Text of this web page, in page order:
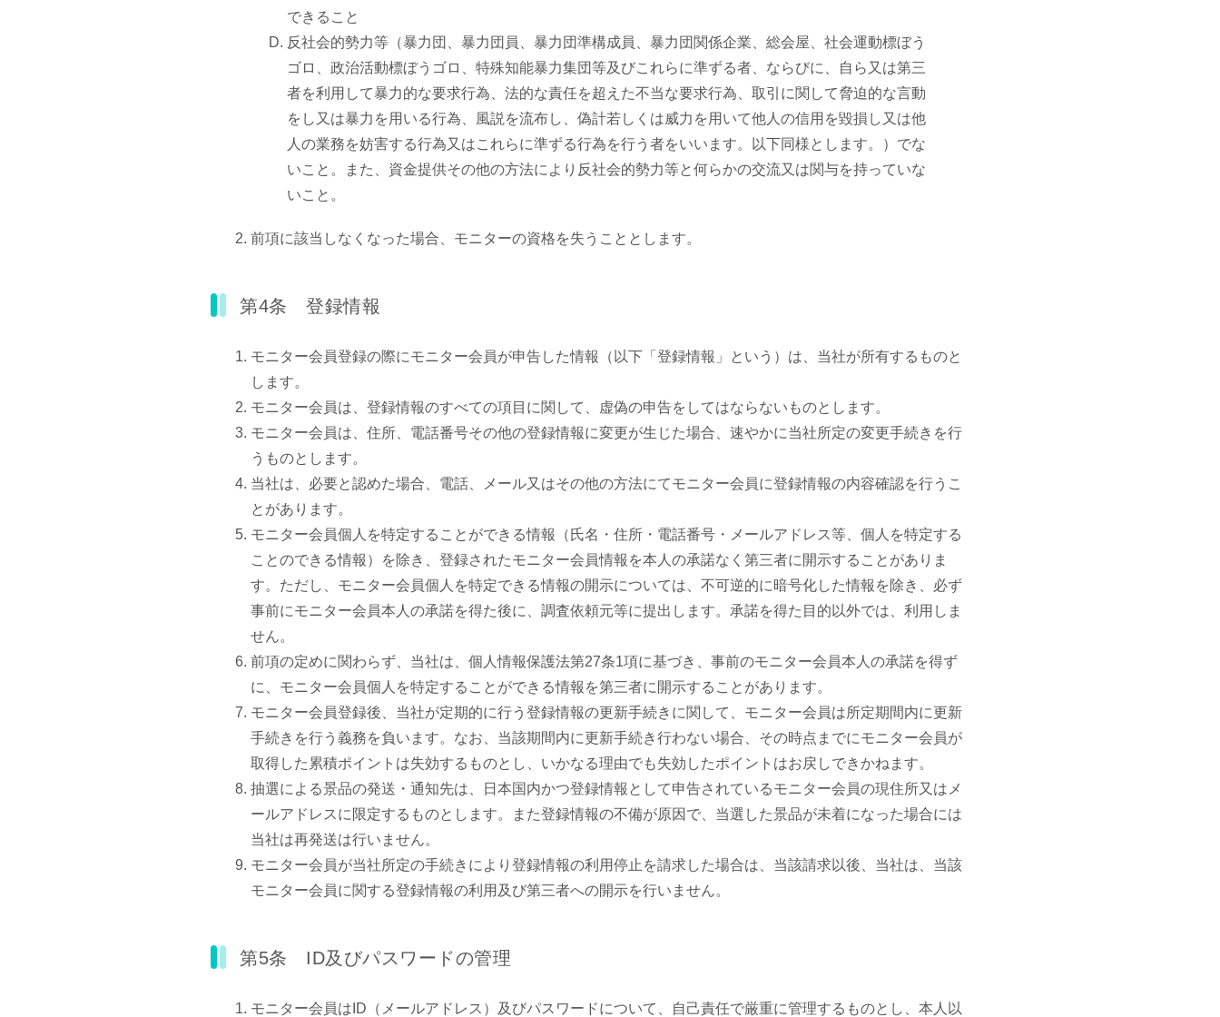
できること
反社会的勢力等（暴力団、暴力団員、暴力団準構成員、暴力団関係企業、総会屋、社会運動標ぼう
ゴロ、政治活動標ぼうゴロ、特殊知能暴力集団等及びこれらに準ずる者、ならびに、自ら又は第三
者を利用して暴力的な要求行為、法的な責任を超えた不当な要求行為、取引に関して脅迫的な言動
をし又は暴力を用いる行為、風説を流布し、偽計若しくは威力を用いて他人の信用を毀損し又は他
人の業務を妨害する行為又はこれらに準ずる行為を行う者をいいます。以下同様とします。）でな
いこと。また、資金提供その他の方法により反社会的勢力等と何らかの交流又は関与を持っていな
いこと。
前項に該当しなくなった場合、モニターの資格を失うこととします。
第4条 登録情報
モニター会員登録の際にモニター会員が申告した情報（以下「登録情報」という）は、当社が所有するものと
します。
モニター会員は、登録情報のすべての項目に関して、虚偽の申告をしてはならないものとします。
モニター会員は、住所、電話番号その他の登録情報に変更が生じた場合、速やかに当社所定の変更手続きを行
うものとします。
当社は、必要と認めた場合、電話、メール又はその他の方法にてモニター会員に登録情報の内容確認を行うこ
とがあります。
モニター会員個人を特定することができる情報（氏名・住所・電話番号・メールアドレス等、個人を特定する
ことのできる情報）を除き、登録されたモニター会員情報を本人の承諾なく第三者に開示することがありま
す。ただし、モニター会員個人を特定できる情報の開示については、不可逆的に暗号化した情報を除き、必ず
事前にモニター会員本人の承諾を得た後に、調査依頼元等に提出します。承諾を得た目的以外では、利用しま
せん。
前項の定めに関わらず、当社は、個人情報保護法第27条1項に基づき、事前のモニター会員本人の承諾を得ず
に、モニター会員個人を特定することができる情報を第三者に開示することがあります。
モニター会員登録後、当社が定期的に行う登録情報の更新手続きに関して、モニター会員は所定期間内に更新
手続きを行う義務を負います。なお、当該期間内に更新手続き行わない場合、その時点までにモニター会員が
取得した累積ポイントは失効するものとし、いかなる理由でも失効したポイントはお戻しできかねます。
抽選による景品の発送・通知先は、日本国内かつ登録情報として申告されているモニター会員の現住所又はメ
ールアドレスに限定するものとします。また登録情報の不備が原因で、当選した景品が未着になった場合には
当社は再発送は行いません。
モニター会員が当社所定の手続きにより登録情報の利用停止を請求した場合は、当該請求以後、当社は、当該
モニター会員に関する登録情報の利用及び第三者への開示を行いません。
第5条 ID及びパスワードの管理
モニター会員はID（メールアドレス）及びパスワードについて、自己責任で厳重に管理するものとし、本人以